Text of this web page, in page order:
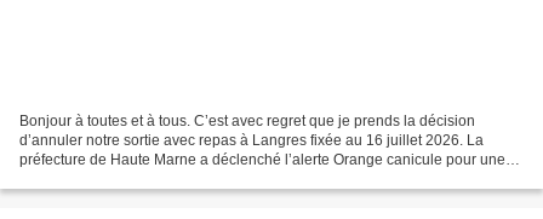
Bonjour à toutes et à tous. C’est avec regret que je prends la décision
d’annuler notre sortie avec repas à Langres fixée au 16 juillet 2026. La
préfecture de Haute Marne a déclenché l’alerte Orange canicule pour une